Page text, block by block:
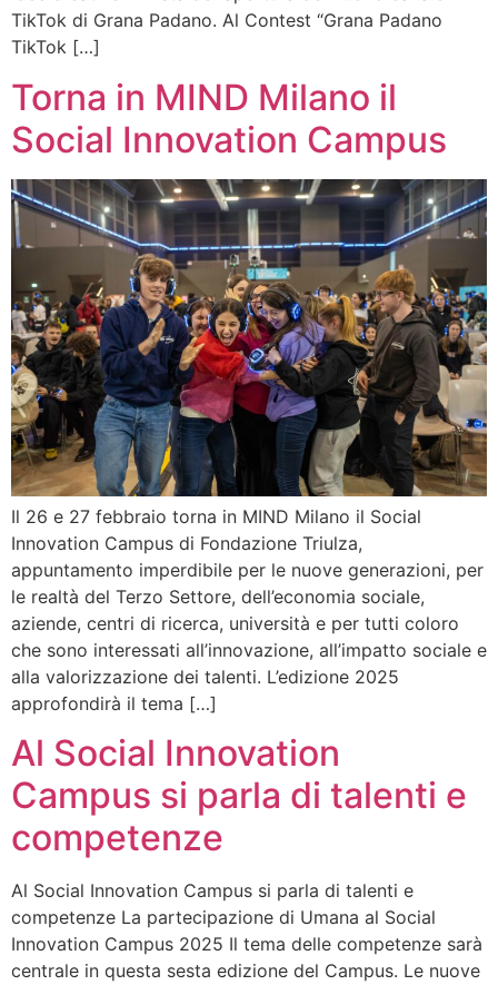
TikTok di Grana Padano. Al Contest “Grana Padano
TikTok […]
Torna in MIND Milano il
Social Innovation Campus
Il 26 e 27 febbraio torna in MIND Milano il Social
Innovation Campus di Fondazione Triulza,
appuntamento imperdibile per le nuove generazioni, per
le realtà del Terzo Settore, dell’economia sociale,
aziende, centri di ricerca, università e per tutti coloro
che sono interessati all’innovazione, all’impatto sociale e
alla valorizzazione dei talenti. L’edizione 2025
approfondirà il tema […]
Al Social Innovation
Campus si parla di talenti e
competenze
Al Social Innovation Campus si parla di talenti e
competenze La partecipazione di Umana al Social
Innovation Campus 2025 Il tema delle competenze sarà
centrale in questa sesta edizione del Campus. Le nuove